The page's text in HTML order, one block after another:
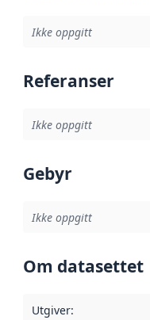
Ikke oppgitt
Referanser
Ikke oppgitt
Gebyr
Ikke oppgitt
Om datasettet
Utgiver: